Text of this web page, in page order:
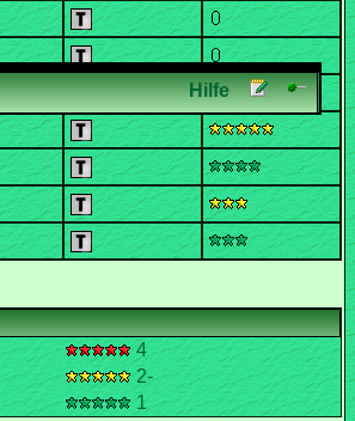
4
2-
1